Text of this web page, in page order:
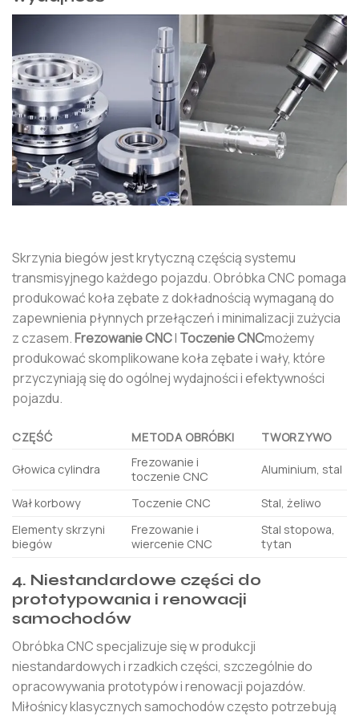
Skrzynia biegów jest krytyczną częścią systemu
transmisyjnego każdego pojazdu. Obróbka CNC pomaga
produkować koła zębate z dokładnością wymaganą do
zapewnienia płynnych przełączeń i minimalizacji zużycia
z czasem.Frezowanie CNCI Toczenie CNCmożemy
produkować skomplikowane koła zębate i wały, które
przyczyniają się do ogólnej wydajności i efektywności
pojazdu.
CZĘŚĆ METODA OBRÓBKI TWORZYWO
Głowica cylindra
Frezowanie i
toczenie CNC
Aluminium, stal
Wał korbowy Toczenie CNC
Stal, żeliwo
Elementy skrzyni
biegów
Frezowanie i
wiercenie CNC
Stal stopowa,
tytan
4. Niestandardowe części do
prototypowania i renowacji
samochodów
Obróbka CNC specjalizuje się w produkcji
niestandardowych i rzadkich części, szczególnie do
opracowywania prototypów i renowacji pojazdów.
Miłośnicy klasycznych samochodów często potrzebują